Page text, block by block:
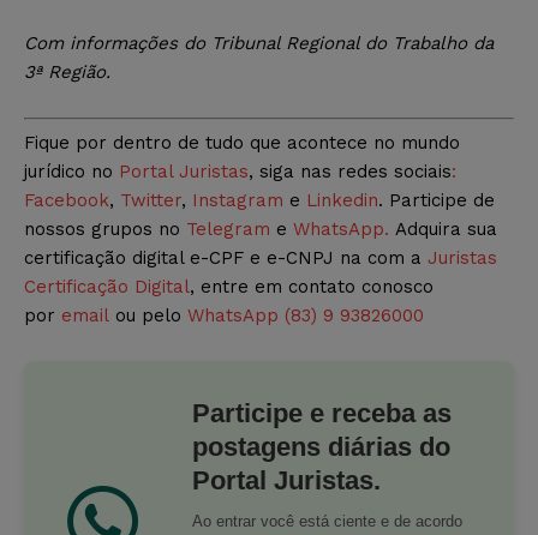
Com informações do Tribunal Regional do Trabalho da
3ª Região.
Fique por dentro de tudo que acontece no mundo
jurídico no Portal Juristas, siga nas redes sociais:
Facebook, Twitter, Instagram e Linkedin. Participe de
nossos grupos no Telegram e WhatsApp. Adquira sua
certificação digital e-CPF e e-CNPJ na com a Juristas
Certificação Digital, entre em contato conosco
por email ou pelo WhatsApp (83) 9 93826000
Participe e receba as
postagens diárias do
Portal Juristas.
Ao entrar você está ciente e de acordo